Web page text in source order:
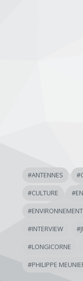
#ANTENNES #
#CULTURE #
#ENVIRONNEMENT
#INTERVIEW #
#LONGICORNE
#PHILIPPE